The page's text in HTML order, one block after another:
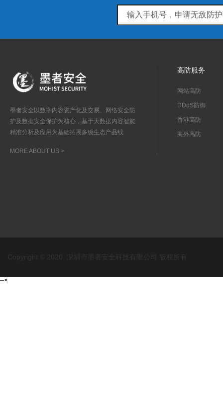
墨者安全以数字内容资产化及交易、网络安全防
护及数据安全保护为核心，基于大数据内容智能
精准分析及应用为基础拓展多级生态产品线
MORE ABOUT US >
高防服务
网站高防
DDoS防御
香港高防
海外高防
-->